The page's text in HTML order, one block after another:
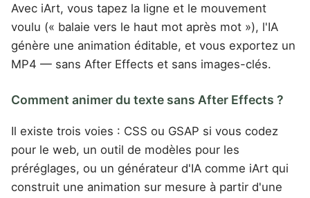
Avec iArt, vous tapez la ligne et le mouvement
voulu (« balaie vers le haut mot après mot »), l'IA
génère une animation éditable, et vous exportez un
MP4 — sans After Effects et sans images-clés.
Comment animer du texte sans After Effects ?
Il existe trois voies : CSS ou GSAP si vous codez
pour le web, un outil de modèles pour les
préréglages, ou un générateur d'IA comme iArt qui
construit une animation sur mesure à partir d'une